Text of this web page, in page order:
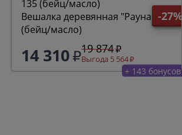
-27%
Вешалка деревянная "Рауна" 135
(бейц/масло)
14 310 19 874
Выгода 5 564
+ 143 бонусов